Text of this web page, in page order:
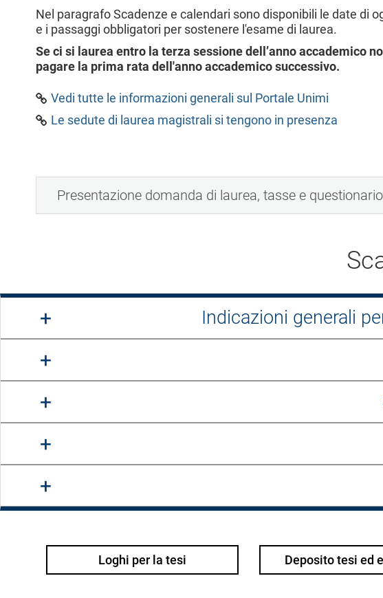
Nel paragrafo Scadenze e calendari sono disponibili le date di
e i passaggi obbligatori per sostenere l'esame di laurea.
Se ci si laurea entro la terza sessione dell’anno accademico
pagare la prima rata dell'anno accademico successivo.
Vedi tutte le informazioni generali sul Portale Unimi
Le sedute di laurea magistrali si tengono in presenza
Presentazione domanda di laurea, tasse e questionario
Indicazioni generali
Loghi per la tesi Deposito tesi ed